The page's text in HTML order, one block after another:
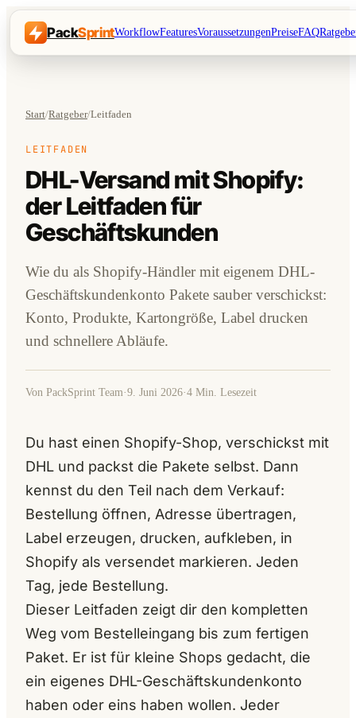
PackSprintWorkflowFeaturesVoraussetzungenPreiseFAQ
Start/Ratgeber/Leitfaden
LEITFADEN
DHL-Versand mit Shopify:
der Leitfaden für
Geschäftskunden
Wie du als Shopify-Händler mit eigenem DHL-
Geschäftskundenkonto Pakete sauber verschickst:
Konto, Produkte, Kartongröße, Label drucken
und schnellere Abläufe.
Von PackSprint Team·9. Juni 2026·4 Min. Lesezeit
Du hast einen Shopify-Shop, verschickst mit
DHL und packst die Pakete selbst. Dann
kennst du den Teil nach dem Verkauf:
Bestellung öffnen, Adresse übertragen,
Label erzeugen, drucken, aufkleben, in
Shopify als versendet markieren. Jeden
Tag, jede Bestellung.
Dieser Leitfaden zeigt dir den kompletten
Weg vom Bestelleingang bis zum fertigen
Paket. Er ist für kleine Shops gedacht, die
ein eigenes DHL-Geschäftskundenkonto
haben oder eins haben wollen. Jeder